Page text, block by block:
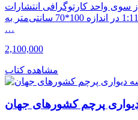
سوی واحد کارتوگرافی انتشارات
ایرانشناسی در مقیاس 1:11.500.000 در اندازه 100*70 سانتی‌متر به
…
2,100,000
مشاهده کتاب
پرچم کشورهای جهان